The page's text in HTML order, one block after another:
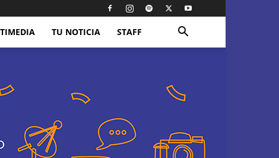
TU NOTICIA STAFF